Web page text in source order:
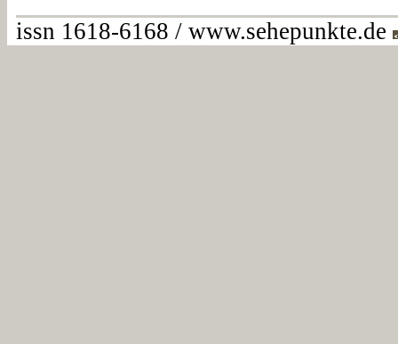
issn 1618-6168 / www.sehepunkte.de